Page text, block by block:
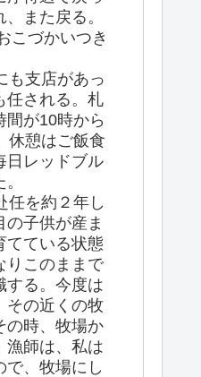
また戻る。
こづかいつき
も支店があっ
任される。札
間が10時から
休憩はご飯食
日レッドブル
任を約２年し
の子供が産ま
てている状態
りこのままで
する。今度は
その近くの牧
の時、牧場か
漁師は、私は
で、牧場にし